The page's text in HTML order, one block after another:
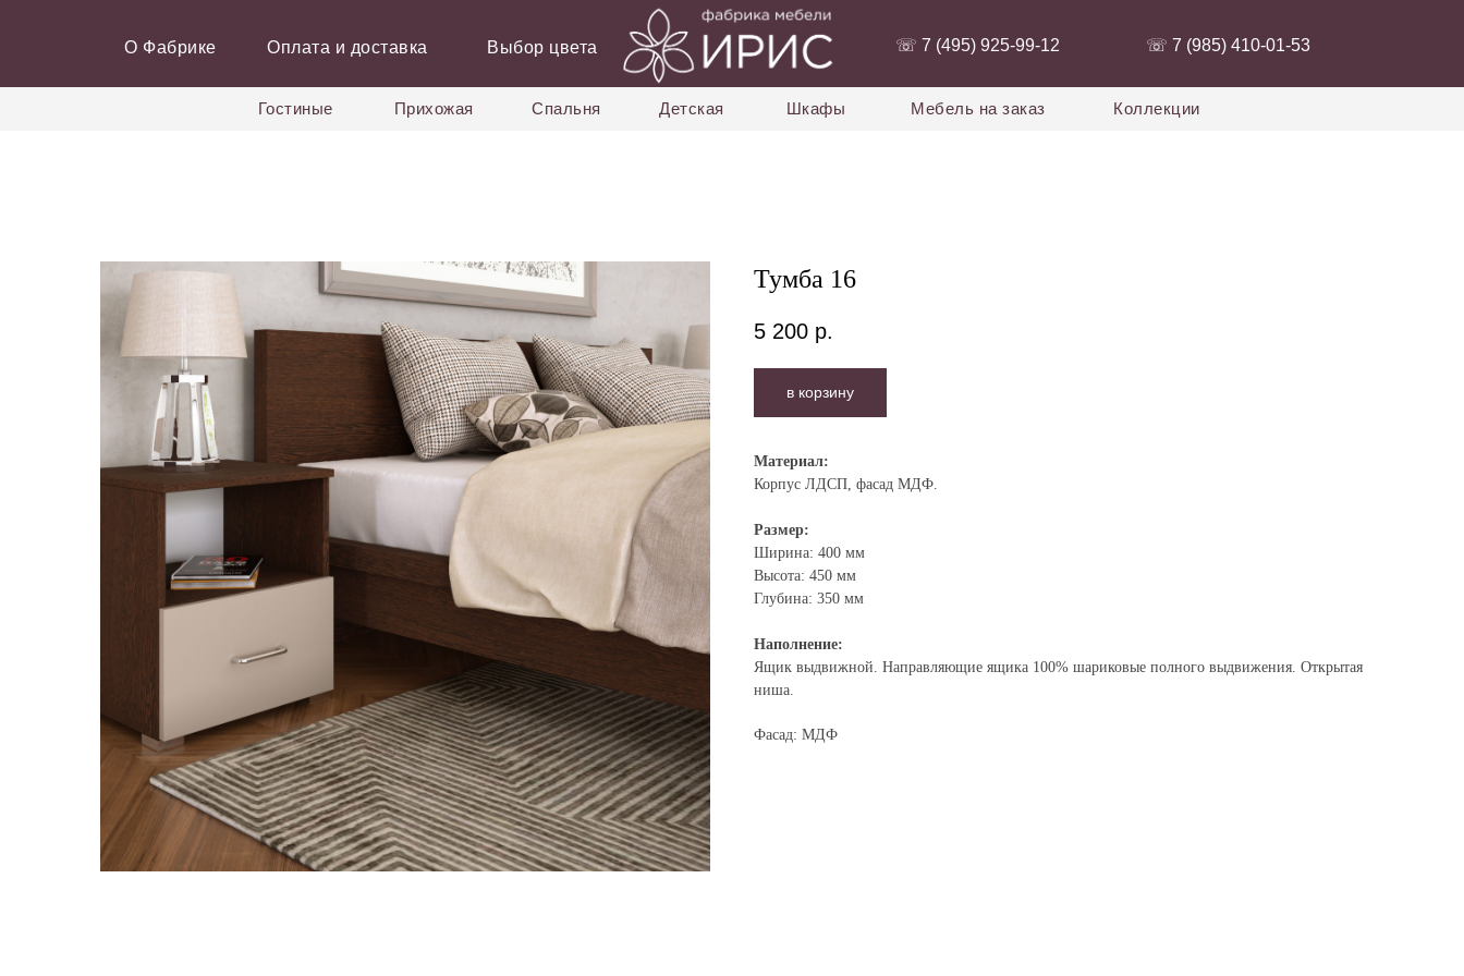
‭☏ 7 (495) 925-99-12‬
О Фабрике Оплата и доставка
Гостиные Прихожая Спальня Детская Шкафы Мебель на заказ
Выбор цвета
Коллекции
‭☏ 7 (985) 410-01-53‬
Тумба 16
5 200 р.
в корзину
Материал:
Корпус ЛДСП, фасад МДФ.
Размер:
Ширина: 400 мм
Высота: 450 мм
Глубина: 350 мм
Наполнение:
Ящик выдвижной. Направляющие ящика 100% шариковые полного выдвижения. Открытая
ниша.
Фасад: МДФ